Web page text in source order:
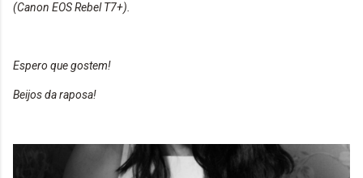
(Canon EOS Rebel T7+).
Espero que gostem!
Beijos da raposa!